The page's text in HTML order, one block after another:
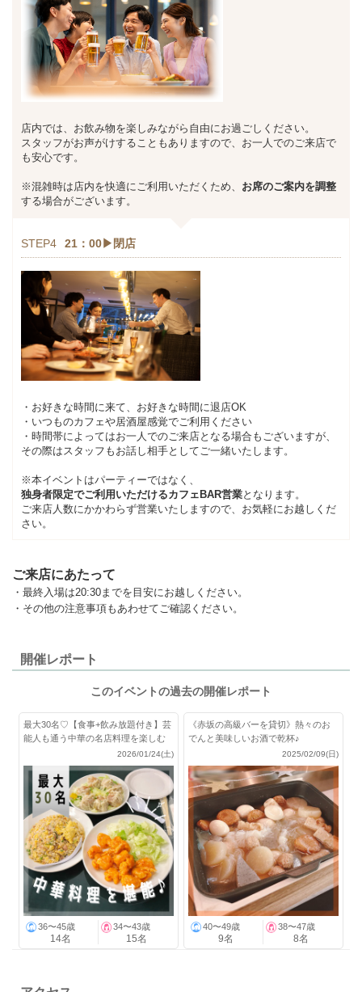
店内では、お飲み物を楽しみながら自由にお過ごしください。
スタッフがお声がけすることもありますので、お一人でのご来店で
も安心です。
※混雑時は店内を快適にご利用いただくため、 お席のご案内を調整
する場合がございます。
STEP4 21：00▶閉店
・お好きな時間に来て、お好きな時間に退店OK
・いつものカフェや居酒屋感覚でご利用ください
・時間帯によってはお一人でのご来店となる場合もございますが、
その際はスタッフもお話し相手としてご一緒いたします。
※本イベントはパーティーではなく、
独身者限定でご利用いただけるカフェBAR営業となります。
ご来店人数にかかわらず営業いたしますので、お気軽にお越しくだ
さい。
ご来店にあたって
・最終入場は20:30までを目安にお越しください。
・その他の注意事項もあわせてご確認ください。
開催レポート
このイベントの過去の開催レポート
最大30名♡【食事+飲み放題付き】芸
能人も通う中華の名店料理を楽しむ
2026/01/24(土)
36〜45歳
14名
34〜43歳
15名
《赤坂の高級バーを貸切》熱々のお
でんと美味しいお酒で乾杯♪
2025/02/09(日)
40〜49歳
9名
38〜47歳
8名